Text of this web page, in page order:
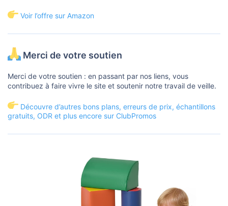
Voir l’offre sur Amazon
Merci de votre soutien
Merci de votre soutien : en passant par nos liens, vous
contribuez à faire vivre le site et soutenir notre travail de veille.
Découvre d’autres bons plans, erreurs de prix, échantillons
gratuits, ODR et plus encore sur ClubPromos